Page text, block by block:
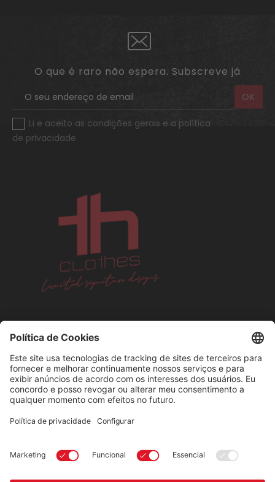
O que é raro não espera. Subscreve já
Li e aceito as condições gerais e a política
de privacidade